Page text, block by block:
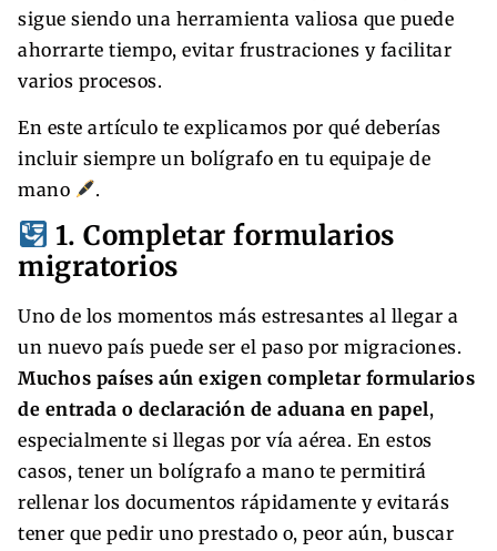
sigue siendo una herramienta valiosa que puede
ahorrarte tiempo, evitar frustraciones y facilitar
varios procesos.
En este artículo te explicamos por qué deberías
incluir siempre un bolígrafo en tu equipaje de
mano
.
1. Completar formularios
migratorios
Uno de los momentos más estresantes al llegar a
un nuevo país puede ser el paso por migraciones.
Muchos países aún exigen completar formularios
de entrada o declaración de aduana en papel,
especialmente si llegas por vía aérea. En estos
casos, tener un bolígrafo a mano te permitirá
rellenar los documentos rápidamente y evitarás
tener que pedir uno prestado o, peor aún, buscar